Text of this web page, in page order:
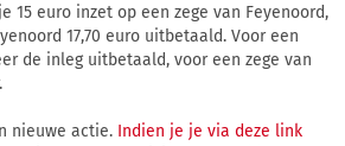
15 euro inzet op een zege van Feyenoord,
17,70 euro uitbetaald. Voor een
de inleg uitbetaald, voor een zege van
nieuwe actie. Indien je je via deze link